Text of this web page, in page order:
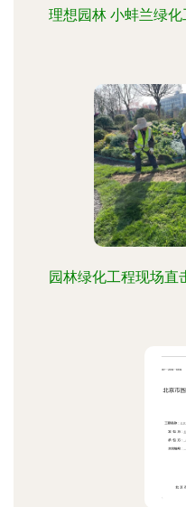
理想园林 小蚌兰绿
园林绿化工程现场直